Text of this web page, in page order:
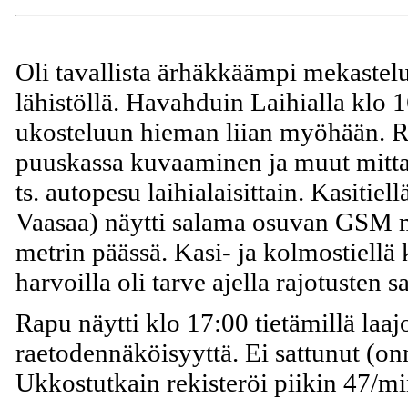
Oli tavallista ärhäkkäämpi
lähistöllä. Havahduin Laihialla klo
ukosteluun hieman liian myöhään.
puuskassa kuvaaminen ja muut
ts. autopesu laihialaisittain.
Vaasaa) näytti salama osuvan GSM
metrin päässä. Kasi- ja
harvoilla oli tarve ajella rajotusten
Rapu näytti klo 17:00 tietämillä
raetodennäköisyyttä. Ei sattunut
Ukkostutkain rekisteröi piikin 47/